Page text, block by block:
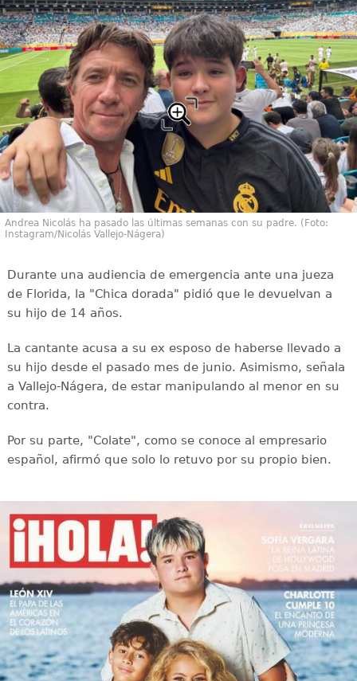
Andrea Nicolás ha pasado las últimas semanas con su padre. (Foto:
Instagram/Nicolás Vallejo-Nágera)
Durante una audiencia de emergencia ante una jueza
de Florida, la "Chica dorada" pidió que le devuelvan a
su hijo de 14 años.
La cantante acusa a su ex esposo de haberse llevado a
su hijo desde el pasado mes de junio. Asimismo, señala
a Vallejo-Nágera, de estar manipulando al menor en su
contra.
Por su parte, "Colate", como se conoce al empresario
español, afirmó que solo lo retuvo por su propio bien.